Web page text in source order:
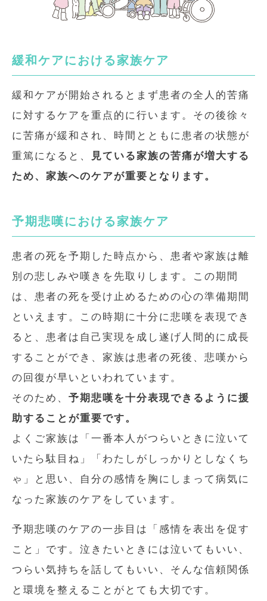
緩和ケアにおける家族ケア
緩和ケアが開始されるとまず患者の全人的苦痛
に対するケアを重点的に行います。その後徐々
に苦痛が緩和され、時間とともに患者の状態が
重篤になると、
見ている家族の苦痛が増大する
ため、家族へのケアが重要となります。
予期悲嘆における家族ケア
患者の死を予期した時点から、患者や家族は離
別の悲しみや嘆きを先取りします。この期間
は、患者の死を受け止めるための心の準備期間
といえます。この時期に十分に悲嘆を表現でき
ると、患者は自己実現を成し遂げ人間的に成長
することができ、家族は患者の死後、悲嘆から
の回復が早いといわれています。
そのため、 予期悲嘆を十分表現できるように援
助することが重要です。
よくご家族は「一番本人がつらいときに泣いて
いたら駄目ね」「わたしがしっかりとしなくち
ゃ」と思い、自分の感情を胸にしまって病気に
なった家族のケアをしています。
予期悲嘆のケアの一歩目は「感情を表出を促す
こと」です。泣きたいときには泣いてもいい、
つらい気持ちを話してもいい、そんな信頼関係
と環境を整えることがとても大切です。